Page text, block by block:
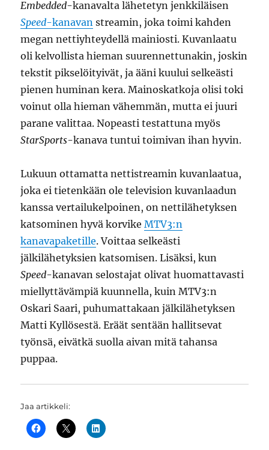
Embedded-kanavalta lähetetyn jenkkiläisen
Speed-kanavan streamin, joka toimi kahden
megan nettiyhteydellä mainiosti. Kuvanlaatu
oli kelvollista hieman suurennettunakin, joskin
tekstit pikselöityivät, ja ääni kuului selkeästi
pienen huminan kera. Mainoskatkoja olisi toki
voinut olla hieman vähemmän, mutta ei juuri
parane valittaa. Nopeasti testattuna myös
StarSports-kanava tuntui toimivan ihan hyvin.
Lukuun ottamatta nettistreamin kuvanlaatua,
joka ei tietenkään ole television kuvanlaadun
kanssa vertailukelpoinen, on nettilähetyksen
katsominen hyvä korvikeMTV3:n
kanavapaketille. Voittaa selkeästi
jälkilähetyksien katsomisen. Lisäksi, kun
Speed-kanavan selostajat olivat huomattavasti
miellyttävämpiä kuunnella, kuin MTV3:n
Oskari Saari, puhumattakaan jälkilähetyksen
Matti Kyllösestä. Eräät sentään hallitsevat
työnsä, eivätkä suolla aivan mitä tahansa
puppaa.
Jaa artikkeli: